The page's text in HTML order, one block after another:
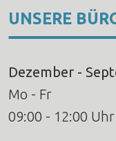
UNSERE
Dezember -
Mo - Fr
09:00 - 12:00